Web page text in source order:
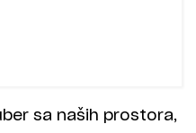
sa naših prostora,